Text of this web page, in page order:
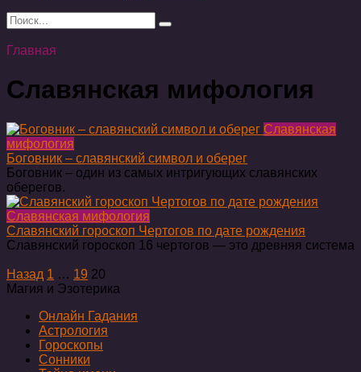
Search
for:
Главная
Славянская мифология
Славянская
мифология
Боговник – славянский символ и оберег
Боговник – один из самых интригующих славянских
оберегов.
Славянская мифология
Славянский гороскоп Чертогов по дате рождения
Славянский гороскоп 16 чертогов — это древняя система
Пагинация
записей
Назад 1 … 19 20
Магия и Эзотерика
Онлайн Гадания
Астрология
Гороскопы
Сонники